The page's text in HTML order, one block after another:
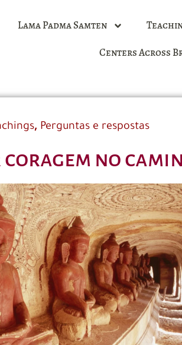
Lama Padma Samten
Centers Across
, Perguntas e respostas
no